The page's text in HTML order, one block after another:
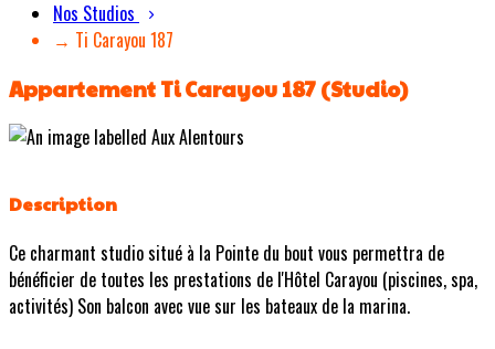
Nos Studios
→ Ti Carayou 187
Appartement Ti Carayou 187 (Studio)
Description
Ce charmant studio situé à la Pointe du bout vous permettra de
bénéficier de toutes les prestations de l'Hôtel Carayou (piscines, spa,
activités) Son balcon avec vue sur les bateaux de la marina.